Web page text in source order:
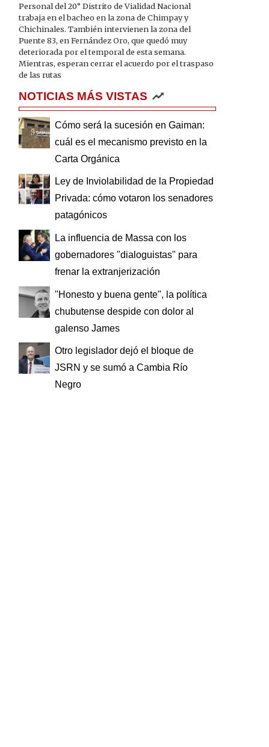
Personal del 20° Distrito de Vialidad Nacional
trabaja en el bacheo en la zona de Chimpay y
Chichinales. También intervienen la zona del
Puente 83, en Fernández Oro, que quedó muy
deteriorada por el temporal de esta semana.
Mientras, esperan cerrar el acuerdo por el traspaso
de las rutas
NOTICIAS MÁS VISTAS
Cómo será la sucesión en Gaiman:
cuál es el mecanismo previsto en la
Carta Orgánica
Ley de Inviolabilidad de la Propiedad
Privada: cómo votaron los senadores
patagónicos
La influencia de Massa con los
gobernadores "dialoguistas" para
frenar la extranjerización
"Honesto y buena gente", la política
chubutense despide con dolor al
galenso James
Otro legislador dejó el bloque de
JSRN y se sumó a Cambia Río
Negro